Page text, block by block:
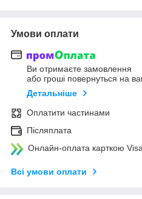
Умови оплати
Ви отримаєте замовлення
або гроші повернуться на
Детальніше
Оплатити частинами
Післяплата
Онлайн-оплата карткою
Всі умови оплати